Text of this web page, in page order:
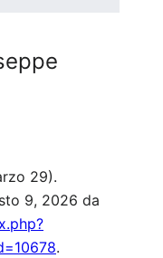
29).
9, 2026 da
.